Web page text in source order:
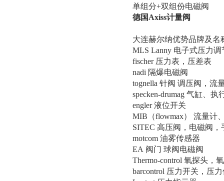
单组分+双组份电磁阀
德国Axiss计量阀
大连赫尔纳优势品牌及名
MLS Lanny 电子式压力
fischer 压力表，压差表
nadi 隔爆电磁阀
tognella 针阀 调压阀，流
specken-drumag 气缸、执
engler 液位开关
MIB（flowmax） 流量计
SITEC 高压阀，电磁阀，
motcom 油雾传感器
EA 阀门 球阀电磁阀
Thermo-control 氧探头，
barcontrol 压力开关，压